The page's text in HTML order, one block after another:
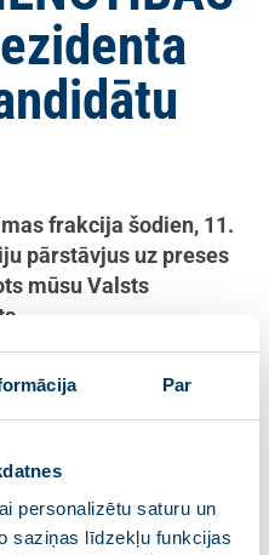
Par
personalizētu saturu un
saziņas līdzekļu funkcijas
frakcija šodien, 11.
pārstāvjus uz preses
mūsu Valsts
VIENOTĪBAS
Jēkaba ielā 16.
apvienība, ko veido
“Kuldīgas novadam”,